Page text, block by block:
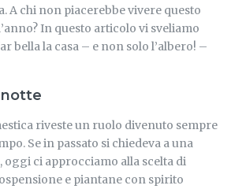
A chi non piacerebbe vivere questo
In questo articolo vi sveliamo
bella la casa – e non solo l’albero! –
riveste un ruolo divenuto sempre
Se in passato si chiedeva a una
oggi ci approcciamo alla scelta di
e piantane con spirito